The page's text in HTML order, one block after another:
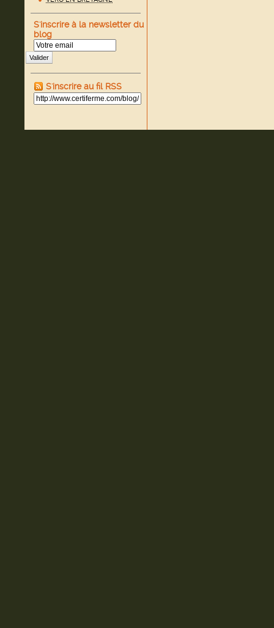
S'inscrire à la newsletter du
blog
Valider
S'inscrire au fil RSS